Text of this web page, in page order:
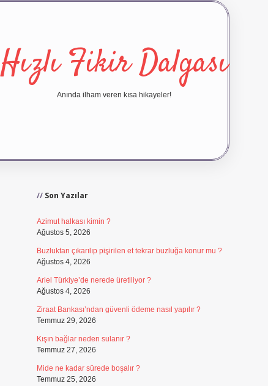
Hızlı Fikir Dalgası
Anında ilham veren kısa hikayeler!
Son Yazılar
Azimut halkası kimin ?
Ağustos 5, 2026
Buzluktan çıkarılıp pişirilen et tekrar buzluğa konur mu ?
Ağustos 4, 2026
Ariel Türkiye’de nerede üretiliyor ?
Ağustos 4, 2026
Ziraat Bankası’ndan güvenli ödeme nasıl yapılır ?
Temmuz 29, 2026
Kışın bağlar neden sulanır ?
Temmuz 27, 2026
Mide ne kadar sürede boşalır ?
Temmuz 25, 2026